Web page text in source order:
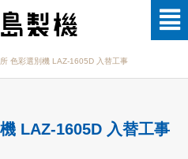
色彩選別機 LAZ-1605D 入替工事
LAZ-1605D 入替工事